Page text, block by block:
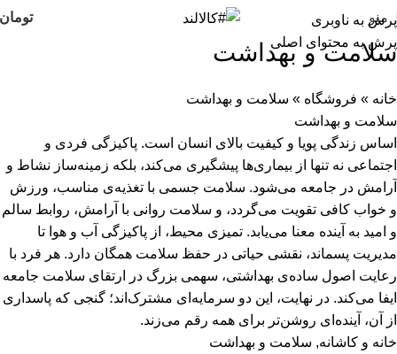
پرش به ناوبری
پرش به محتوای اصلی
منو تومان
سلامت و بهداشت
خانه » فروشگاه » سلامت و بهداشت
سلامت و بهداشت
اساس زندگی پویا و کیفیت بالای انسان است. پاکیزگی فردی و
اجتماعی نه تنها از بیماری‌ها پیشگیری می‌کند، بلکه زمینه‌ساز نشاط و
آرامش در جامعه می‌شود. سلامت جسمی با تغذیه‌ی مناسب، ورزش
و خواب کافی تقویت می‌گردد، و سلامت روانی با آرامش، روابط سالم
و امید به آینده معنا می‌یابد. تمیزی محیط، از پاکیزگی آب و هوا تا
مدیریت پسماند، نقشی حیاتی در حفظ سلامت همگان دارد. هر فرد با
رعایت اصول ساده‌ی بهداشتی، سهمی بزرگ در ارتقای سلامت جامعه
ایفا می‌کند. در نهایت، این دو سرمایه‌ای مشترک‌اند؛ گنجی که پاسداری
از آن، آینده‌ای روشن‌تر برای همه رقم می‌زند.
خانه و کاشانه, سلامت و بهداشت